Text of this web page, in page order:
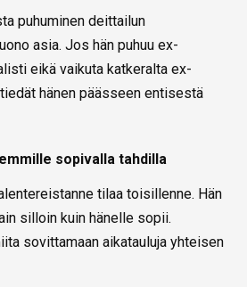
puhuminen deittailun
asia. Jos hän puhuu ex-
eikä vaikuta katkeralta ex-
hänen päässeen entisestä
sopivalla tahdilla
tilaa toisillenne. Hän
silloin kuin hänelle sopii.
sovittamaan aikatauluja yhteisen